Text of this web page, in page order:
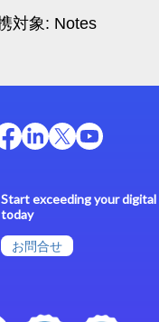
Start exceeding your
today
お問合せ